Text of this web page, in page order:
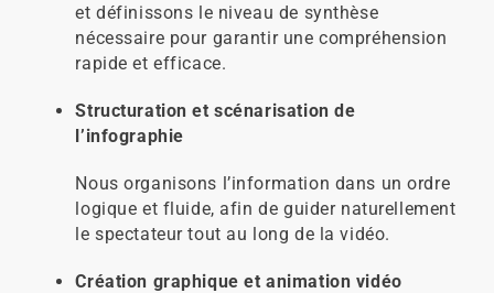
et définissons le niveau de synthèse
nécessaire pour garantir une compréhension
rapide et efficace.
Structuration et scénarisation de
l’infographie
Nous organisons l’information dans un ordre
logique et fluide, afin de guider naturellement
le spectateur tout au long de la vidéo.
Création graphique et animation vidéo